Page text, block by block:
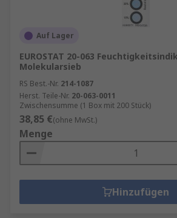
Auf Lager
EUROSTAT 20-063
Molekularsieb
RS Best.-Nr. 214-1087
Herst. Teile-Nr. 20-063-0011
Zwischensumme (1 Box mit 200 Stück)
38,85 €(ohne MwSt.)
Menge
Hinzufügen